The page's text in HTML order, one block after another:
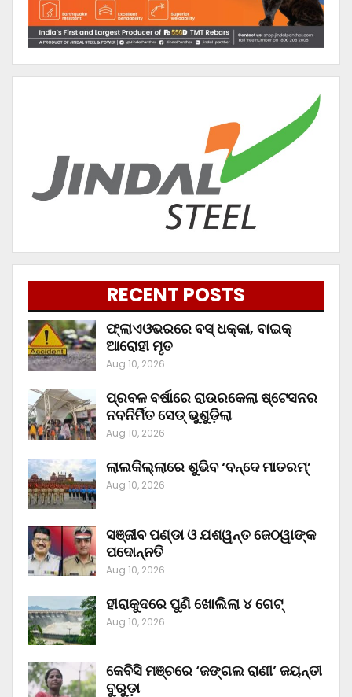
RECENT POSTS
ଫ୍ଲାଏଓଭରରେ ବସ୍ ଧକ୍କା, ବାଇକ୍
ଆରୋହୀ ମୃତ
Aug 10, 2026
ପ୍ରବଳ ବର୍ଷାରେ ରାଉରକେଲା ଷ୍ଟେସନର
ନବନିର୍ମିତ ସେଡ୍ ଭୁଶୁଡ଼ିଲା
Aug 10, 2026
ଲାଲକିଲ୍ଲାରେ ଶୁଭିବ ‘ବନ୍ଦେ ମାତରମ୍‌’
Aug 10, 2026
ସଞ୍ଜୀବ ପଣ୍ଡା ଓ ଯଶୱନ୍ତ ଜେଠୱାଙ୍କ
ପଦୋନ୍ନତି
Aug 10, 2026
ହୀରାକୁଦରେ ପୁଣି ଖୋଲିଲା ୪ ଗେଟ୍‌
Aug 10, 2026
କେବିସି ମଞ୍ଚରେ ‘ଜଙ୍ଗଲ ରାଣୀ’ ଜୟନ୍ତୀ
ବୁରୁଡ଼ା